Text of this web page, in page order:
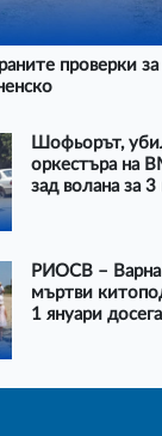
проверки
Шофьорът,
оркестъра на
зад волана за 3
РИОСВ – Варна
мъртви
1 януари досега